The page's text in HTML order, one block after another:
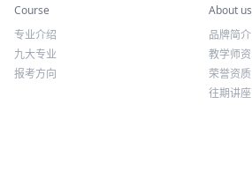
Course
专业介绍
九大专业
报考方向
About us
品牌简介
教学师资
荣誉资质
往期讲座